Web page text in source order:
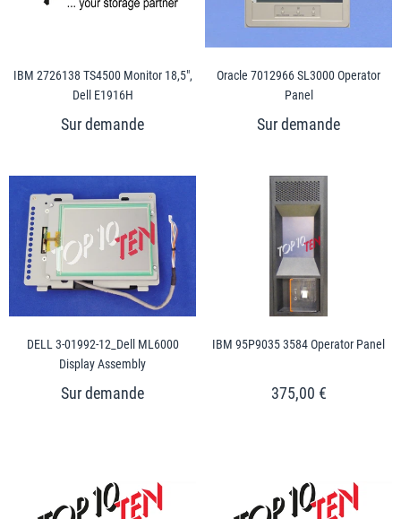
IBM 2726138 TS4500 Monitor 18,5",
Dell E1916H
Oracle 7012966 SL3000 Operator
Panel
DELL 3-01992-12_Dell ML6000
Display Assembly
IBM 95P9035 3584 Operator Panel
375,00 €